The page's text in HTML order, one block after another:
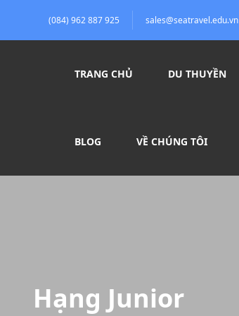
(084) 962 887 925 sales@seatravel.edu.vn
TRANG CHỦ DU THUYỀN
BLOG VỀ CHÚNG TÔI
Hạng Junior